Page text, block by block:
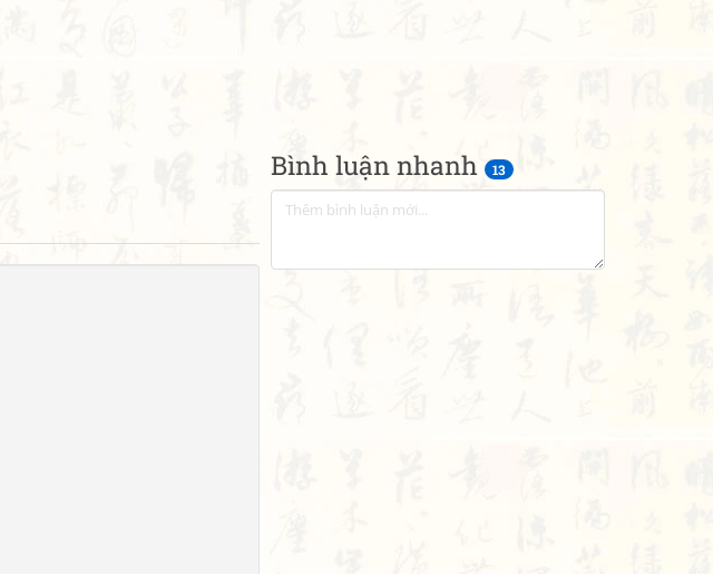
Bình luận nhanh 13